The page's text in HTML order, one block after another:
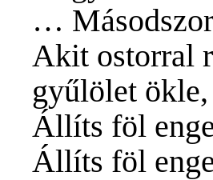
…
Akit ostorral
gyűlölet
Állíts föl
Állíts föl